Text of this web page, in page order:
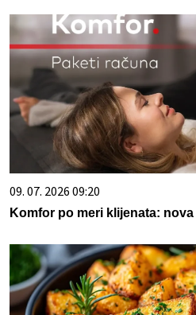
09. 07. 2026 09:20
Komfor po meri klijenata: